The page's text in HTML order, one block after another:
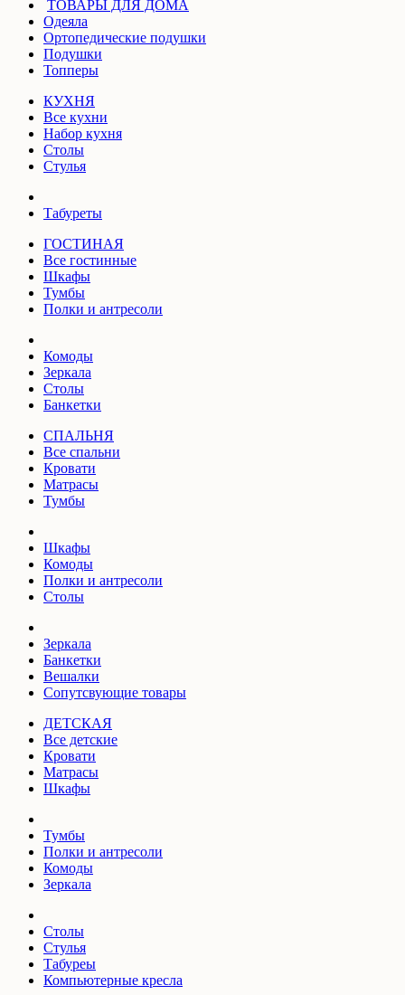
ТОВАРЫ ДЛЯ ДОМА
Одеяла
Ортопедические подушки
Подушки
Топперы
КУХНЯ
Все кухни
Набор кухня
Столы
Стулья
Табуреты
ГОСТИНАЯ
Все гостинные
Шкафы
Тумбы
Полки и антресоли
Комоды
Зеркала
Столы
Банкетки
СПАЛЬНЯ
Все спальни
Кровати
Матрасы
Тумбы
Шкафы
Комоды
Полки и антресоли
Столы
Зеркала
Банкетки
Вешалки
Сопутсвующие товары
ДЕТСКАЯ
Все детские
Кровати
Матрасы
Шкафы
Тумбы
Полки и антресоли
Комоды
Зеркала
Столы
Стулья
Табуреы
Компьютерные кресла